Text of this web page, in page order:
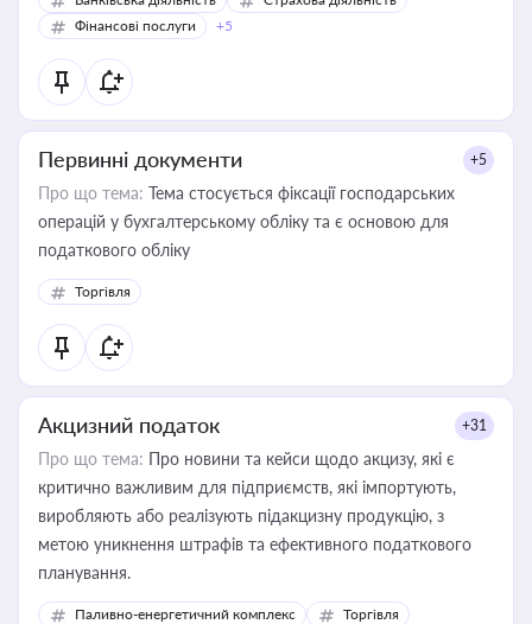
Фінансові послуги
+5
Первинні документи +5
Про що тема: Тема стосується фіксації господарських
операцій у бухгалтерському обліку та є основою для
податкового обліку
Торгівля
Акцизний податок +31
Про що тема: Про новини та кейси щодо акцизу, які є
критично важливим для підприємств, які імпортують,
виробляють або реалізують підакцизну продукцію, з
метою уникнення штрафів та ефективного податкового
планування.
Паливно-енергетичний комплекс
Торгівля